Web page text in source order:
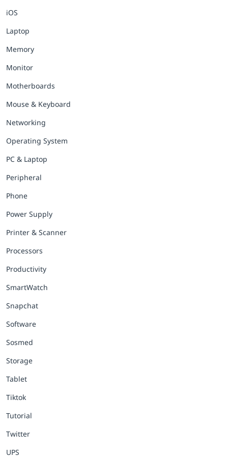
iOS
Laptop
Memory
Monitor
Motherboards
Mouse & Keyboard
Networking
Operating System
PC & Laptop
Peripheral
Phone
Power Supply
Printer & Scanner
Processors
Productivity
SmartWatch
Snapchat
Software
Sosmed
Storage
Tablet
Tiktok
Tutorial
Twitter
UPS